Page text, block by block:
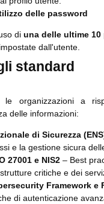
delle password
di una delle ultime 10
dall'utente.
standard
le organizzazioni a
delle informazioni:
di Sicurezza
e la gestione sicura
27001 e NIS2 – Best
critiche e dei
Framework e
di autenticazione